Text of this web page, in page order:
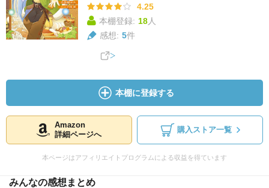
4.25
本棚登録: 18人
感想: 5件
本棚に登録する
Amazon
詳細ページへ
購入ストア一覧
本ページはアフィリエイトプログラムによる収益を得ています
みんなの感想まとめ